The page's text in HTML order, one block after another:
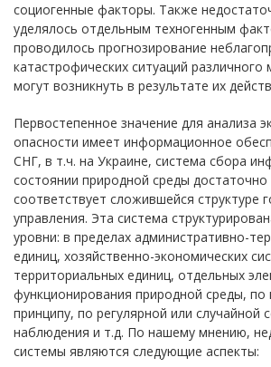
социогенные факторы. Также
уделялось отдельным техногенным
проводилось прогнозирование
катастрофических ситуаций
могут возникнуть в результате их
Первостепенное значение для анализа
опасности имеет информационное
СНГ, в т.ч. на Украине, система сбора
состоянии природной среды
соответствует сложившейся структуре
управления. Эта система
уровни: в пределах административно-
единиц, хозяйственно-экономических
территориальных единиц, отдельных
функционирования природной среды,
принципу, по регулярной или случайной
наблюдения и т.д. По нашему мнению,
системы являются следующие аспекты: